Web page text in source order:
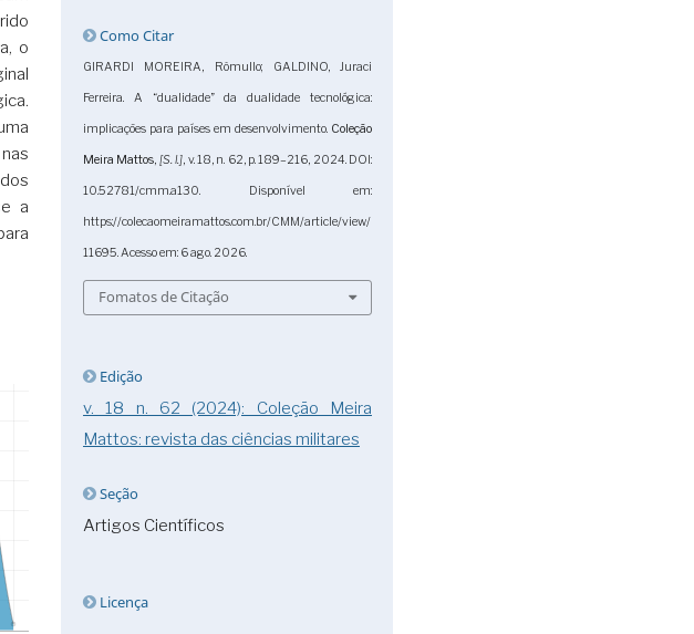
o
a
Como Citar
GIRARDI MOREIRA, Rômullo; GALDINO, Juraci
Ferreira. A “dualidade” da dualidade tecnológica:
implicações para países em desenvolvimento. Coleção
Meira Mattos, [S. l.], v. 18, n. 62, p. 189–216, 2024. DOI:
10.52781/cmm.a130. Disponível em:
https://colecaomeiramattos.com.br/CMM/article/view/
11695. Acesso em: 6 ago. 2026.
Fomatos de Citação
Edição
v. 18 n. 62 (2024): Coleção Meira
Mattos: revista das ciências militares
Seção
Artigos Científicos
Licença